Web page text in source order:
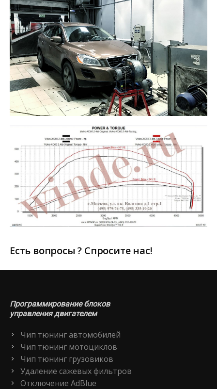
Есть вопросы ? Спросите нас!
Программирование блоков
управления двигателем
Чип тюнинг автомобилей
Чип тюнинг мотоциклов
Чип тюнинг грузовиков
Удаление сажевых фильтров
Отключение AdBlue